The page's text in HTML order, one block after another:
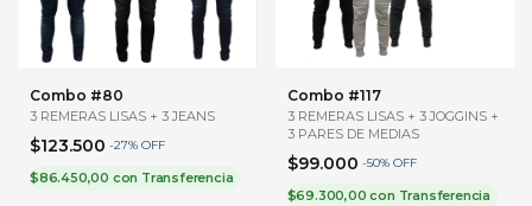
Combo #80
3 REMERAS LISAS + 3 JEANS
$123.500 -27% OFF
$86.450,00 con Transferencia
Combo #117
3 REMERAS LISAS + 3 JOGGINS +
3 PARES DE MEDIAS
$99.000 -50% OFF
$69.300,00con Transferencia